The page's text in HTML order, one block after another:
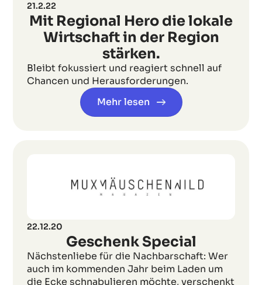
21.2.22
Mit Regional Hero die lokale
Wirtschaft in der Region
stärken.
Bleibt fokussiert und reagiert schnell auf
Chancen und Herausforderungen.
Mehr lesen
22.12.20
Geschenk Special
Nächstenliebe für die Nachbarschaft: Wer
auch im kommenden Jahr beim Laden um
die Ecke schnabulieren möchte, verschenkt